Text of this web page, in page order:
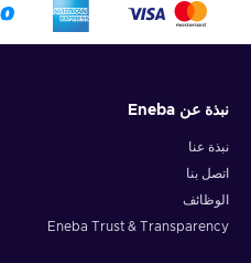
نبذة عن Eneba
نبذة عنا
اتصل بنا
الوظائف
Eneba Trust & Transparency